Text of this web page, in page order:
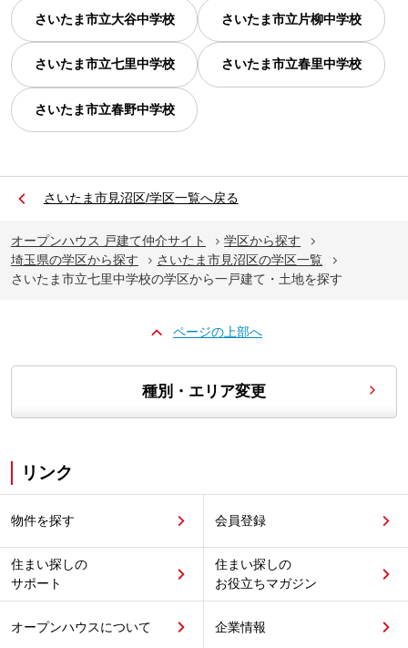
さいたま市立大谷中学校 さいたま市立片柳中学校
さいたま市立七里中学校 さいたま市立春里中学校
さいたま市立春野中学校
さいたま市見沼区/学区一覧へ戻る
オープンハウス 戸建て仲介サイト
学区から探す
埼玉県の学区から探す
さいたま市見沼区の学区一覧
さいたま市立七里中学校の学区から一戸建て・土地を探す
ページの上部へ
種別・エリア変更
リンク
物件を探す 会員登録
住まい探しの
サポート
住まい探しの
お役立ちマガジン
オープンハウスについて 企業情報